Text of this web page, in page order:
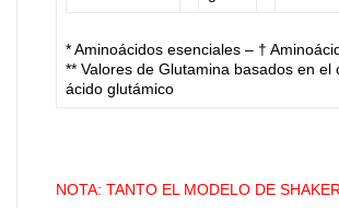
* Aminoácidos esenciales – †
** Valores de Glutamina basados en el
ácido glutámico
NOTA: TANTO EL MODELO DE